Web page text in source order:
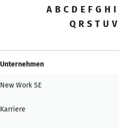
A B C D E F G H I
Q R S T U V
Unternehmen
New Work SE
Karriere